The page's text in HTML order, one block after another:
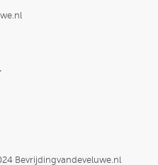
Bevrijdingvandeveluwe.nl